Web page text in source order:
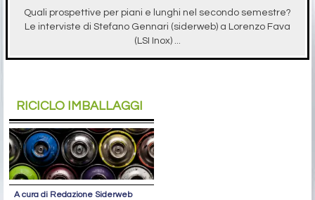
Quali prospettive per piani e lunghi nel secondo semestre?
Le interviste di Stefano Gennari (siderweb) a Lorenzo Fava
(LSI Inox) ...
RICICLO IMBALLAGGI
A cura di Redazione Siderweb